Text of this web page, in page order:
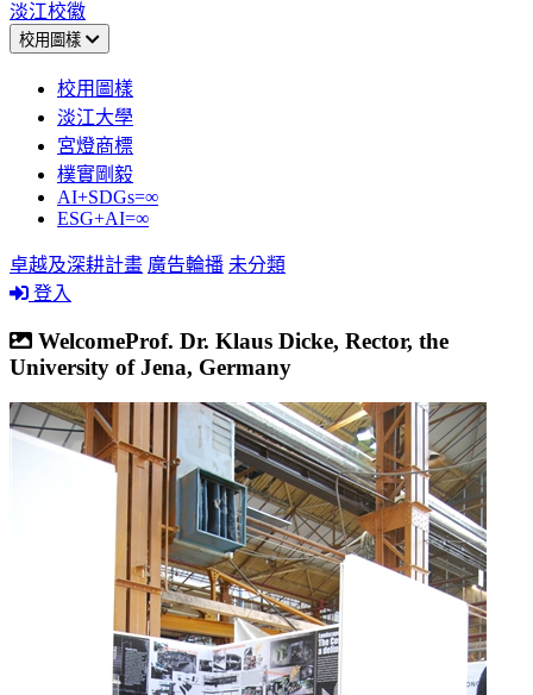
淡江校徽
校用圖樣
校用圖樣
淡江大學
宮燈商標
樸實剛毅
AI+SDGs=∞
ESG+AI=∞
卓越及深耕計畫 廣告輪播 未分類
登入
WelcomeProf. Dr. Klaus Dicke, Rector, the
University of Jena, Germany